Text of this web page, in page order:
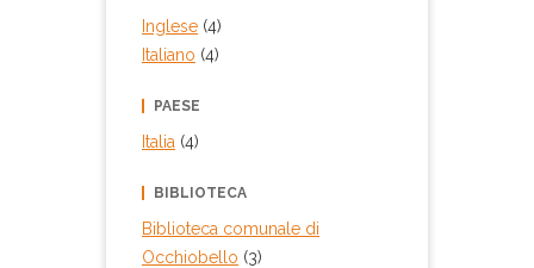
Inglese (4)
Italiano (4)
PAESE
Italia (4)
BIBLIOTECA
Biblioteca comunale di
Occhiobello (3)